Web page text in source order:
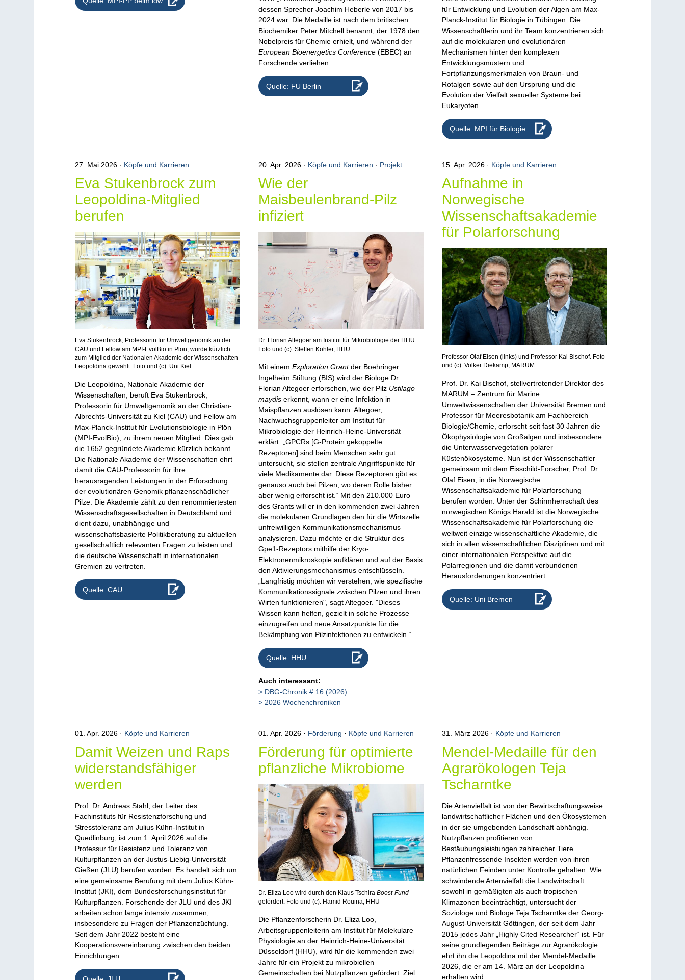
dessen Sprecher Joachim Heberle von 2017 bis
2024 war. Die Medaille ist nach dem britischen
Biochemiker Peter Mitchell benannt, der 1978 den
Nobelpreis für Chemie erhielt, und während der
European Bioenergetics Conference (EBEC) an
Forschende verliehen.
Quelle: FU Berlin
für Entwicklung und Evolution der Algen am Max-
Planck-Institut für Biologie in Tübingen. Die
Wissenschaftlerin und ihr Team konzentrieren sich
auf die molekularen und evolutionären
Mechanismen hinter den komplexen
Entwicklungsmustern und
Fortpflanzungsmerkmalen von Braun- und
Rotalgen sowie auf den Ursprung und die
Evolution der Vielfalt sexueller Systeme bei
Eukaryoten.
Quelle: MPI für Biologie
27. Mai 2026 Köpfe und Karrieren
Eva Stukenbrock zum
Leopoldina-Mitglied
berufen
Eva Stukenbrock, Professorin für Umweltgenomik an der
CAU und Fellow am MPI-EvolBio in Plön, wurde kürzlich
zum Mitglied der Nationalen Akademie der Wissenschaften
Leopoldina gewählt. Foto und (c): Uni Kiel
Die Leopoldina, Nationale Akademie der
Wissenschaften, beruft Eva Stukenbrock,
Professorin für Umweltgenomik an der Christian-
Albrechts-Universität zu Kiel (CAU) und Fellow am
Max-Planck-Institut für Evolutionsbiologie in Plön
(MPI-EvolBio), zu ihrem neuen Mitglied. Dies gab
die 1652 gegründete Akademie kürzlich bekannt.
Die Nationale Akademie der Wissenschaften ehrt
damit die CAU-Professorin für ihre
herausragenden Leistungen in der Erforschung
der evolutionären Genomik pflanzenschädlicher
Pilze. Die Akademie zählt zu den renommiertesten
Wissenschaftsgesellschaften in Deutschland und
dient dazu, unabhängige und
wissenschaftsbasierte Politikberatung zu aktuellen
gesellschaftlich relevanten Fragen zu leisten und
die deutsche Wissenschaft in internationalen
Gremien zu vertreten.
Quelle: CAU
20. Apr. 2026 Köpfe und Karrieren · Projekt
Wie der
Maisbeulenbrand-Pilz
infiziert
Dr. Florian Altegoer am Institut für Mikrobiologie der HHU.
Foto und (c): Steffen Köhler, HHU
Mit einemExploration Grantder Boehringer
Ingelheim Stiftung (BIS) wird der Biologe Dr.
Florian Altegoer erforschen, wie der Pilz Ustilago
maydis erkennt, wann er eine Infektion in
Maispflanzen auslösen kann. Altegoer,
Nachwuchsgruppenleiter am Institut für
Mikrobiologie der Heinrich-Heine-Universität
erklärt: „GPCRs [G-Protein gekoppelte
Rezeptoren] sind beim Menschen sehr gut
untersucht, sie stellen zentrale Angriffspunkte für
viele Medikamente dar. Diese Rezeptoren gibt es
genauso auch bei Pilzen, wo deren Rolle bisher
aber wenig erforscht ist.“ Mit den 210.000 Euro
des Grants will er in den kommenden zwei Jahren
die molekularen Grundlagen den für die Wirtszelle
unfreiwilligen Kommunikationsmechanismus
analysieren. Dazu möchte er die Struktur des
Gpe1-Rezeptors mithilfe der Kryo-
Elektronenmikroskopie aufklären und auf der Basis
den Aktivierungsmechanismus entschlüsseln.
„Langfristig möchten wir verstehen, wie spezifische
Kommunikationssignale zwischen Pilzen und ihren
Wirten funktionieren", sagt Altegoer. "Dieses
Wissen kann helfen, gezielt in solche Prozesse
einzugreifen und neue Ansatzpunkte für die
Bekämpfung von Pilzinfektionen zu entwickeln.“
Quelle: HHU
Auch interessant:
DBG-Chronik # 16 (2026)
2026 Wochenchroniken
15. Apr. 2026 Köpfe und Karrieren
Aufnahme in
Norwegische
Wissenschaftsakademie
für Polarforschung
Professor Olaf Eisen (links) und Professor Kai Bischof. Foto
und (c): Volker Diekamp, MARUM
Prof. Dr. Kai Bischof, stellvertretender Direktor des
MARUM – Zentrum für Marine
Umweltwissenschaften der Universität Bremen und
Professor für Meeresbotanik am Fachbereich
Biologie/Chemie, erforscht seit fast 30 Jahren die
Ökophysiologie von Großalgen und insbesondere
die Unterwasservegetation polarer
Küstenökosysteme. Nun ist der Wissenschaftler
gemeinsam mit dem Eisschild-Forscher, Prof. Dr.
Olaf Eisen, in die Norwegische
Wissenschaftsakademie für Polarforschung
berufen worden. Unter der Schirmherrschaft des
norwegischen Königs Harald ist die Norwegische
Wissenschaftsakademie für Polarforschung die
weltweit einzige wissenschaftliche Akademie, die
sich in allen wissenschaftlichen Disziplinen und mit
einer internationalen Perspektive auf die
Polarregionen und die damit verbundenen
Herausforderungen konzentriert.
Quelle: Uni Bremen
01. Apr. 2026 Köpfe und Karrieren
Damit Weizen und Raps
widerstandsfähiger
werden
Prof. Dr. Andreas Stahl, der Leiter des
Fachinstituts für Resistenzforschung und
Stresstoleranz am Julius Kühn-Institut in
Quedlinburg, ist zum 1. April 2026 auf die
Professur für Resistenz und Toleranz von
Kulturpflanzen an der Justus-Liebig-Universität
Gießen (JLU) berufen worden. Es handelt sich um
eine gemeinsame Berufung mit dem Julius Kühn-
Institut (JKI), dem Bundesforschungsinstitut für
Kulturpflanzen. Forschende der JLU und des JKI
arbeiten schon lange intensiv zusammen,
insbesondere zu Fragen der Pflanzenzüchtung.
Seit dem Jahr 2022 besteht eine
Kooperationsvereinbarung zwischen den beiden
Einrichtungen.
01. Apr. 2026 Förderung · Köpfe und Karrieren
Förderung für optimierte
pflanzliche Mikrobiome
Dr. Eliza Loo wird durch den Klaus TschiraBoost-Fund
gefördert. Foto und (c): Hamid Rouina, HHU
Die Pflanzenforscherin Dr. Eliza Loo,
Arbeitsgruppenleiterin am Institut für Molekulare
Physiologie an der Heinrich-Heine-Universität
Düsseldorf (HHU), wird für die kommenden zwei
Jahre für ein Projekt zu mikrobiellen
Gemeinschaften bei Nutzpflanzen gefördert. Ziel
31. März 2026 Köpfe und Karrieren
Mendel-Medaille für den
Agrarökologen Teja
Tscharntke
Die Artenvielfalt ist von der Bewirtschaftungsweise
landwirtschaftlicher Flächen und den Ökosystemen
in der sie umgebenden Landschaft abhängig.
Nutzpflanzen profitieren von
Bestäubungsleistungen zahlreicher Tiere.
Pflanzenfressende Insekten werden von ihren
natürlichen Feinden unter Kontrolle gehalten. Wie
schwindende Artenvielfalt die Landwirtschaft
sowohl in gemäßigten als auch tropischen
Klimazonen beeinträchtigt, untersucht der
Soziologe und Biologe Teja Tscharntke der Georg-
August-Universität Göttingen, der seit dem Jahr
2015 jedes Jahr „Highly Cited Researcher“ ist. Für
seine grundlegenden Beiträge zur Agrarökologie
ehrt ihn die Leopoldina mit der Mendel-Medaille
2026, die er am 14. März an der Leopoldina
erhalten wird.